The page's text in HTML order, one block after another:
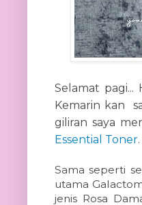
Selamat
Kemarin kan
giliran saya
Essential Toner.
Sama seperti
utama
jenis Rosa